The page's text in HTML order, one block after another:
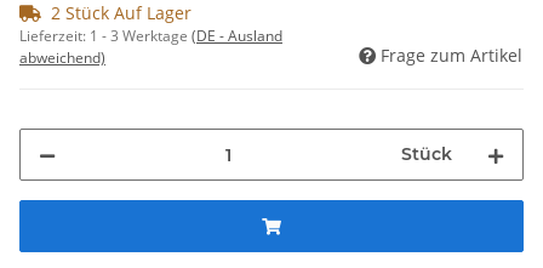
2 Stück Auf Lager
Lieferzeit: 1 - 3 Werktage (DE - Ausland
abweichend)
Frage zum Artikel
Stück